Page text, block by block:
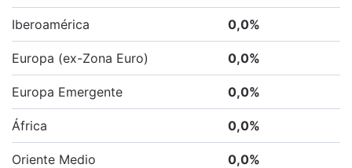
Iberoamérica 0,0%
Europa (ex-Zona Euro) 0,0%
Europa Emergente 0,0%
África 0,0%
Oriente Medio 0,0%